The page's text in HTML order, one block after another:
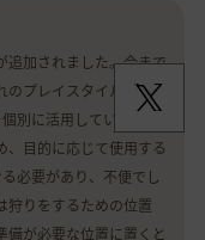
追加されました。今まで
プレイスタイルに応じ
別に活用していまし
、目的に応じて使用する
必要があり、不便でし
狩りをするための位置
備が必要な位置に置くと